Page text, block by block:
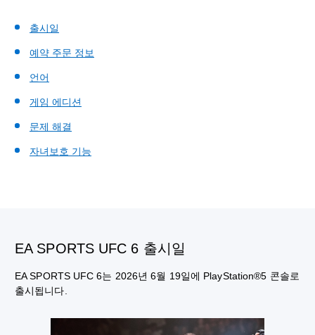
출시일
예약 주문 정보
언어
게임 에디션
문제 해결
자녀보호 기능
EA SPORTS UFC 6 출시일
EA SPORTS UFC 6는 2026년 6월 19일에 PlayStation®5 콘솔로
출시됩니다.